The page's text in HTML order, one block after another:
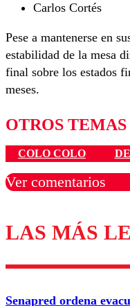
Carlos Cortés
Pese a mantenerse en
estabilidad de la mesa
final sobre los estados
meses.
OTROS
COLO COLO
Ver comentarios
Los comentarios
Nombre
LAS MÁS
Senapred ordena